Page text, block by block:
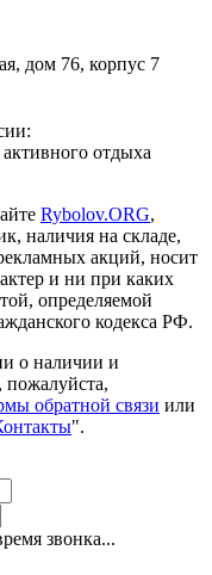
дом 76, корпус 7
отдыха
Rybolov.ORG,
наличия на складе,
акций, носит
и ни при каких
определяемой
кодекса РФ.
о наличии и
пожалуйста,
обратной связи или
".
звонка...